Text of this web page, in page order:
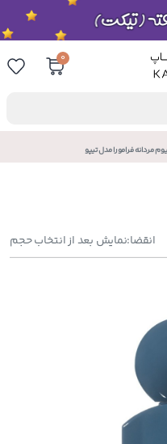
0
مردانه فرامورا مدل تیپو
انقضا:نمایش بعد از انتخاب حجم